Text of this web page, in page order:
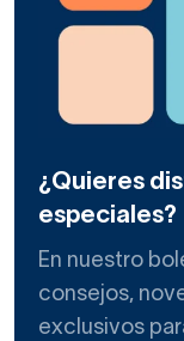
¿Quieres
especiales?
En nuestro
consejos,
exclusivos